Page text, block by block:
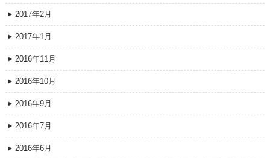
2017年2月
2017年1月
2016年11月
2016年10月
2016年9月
2016年7月
2016年6月